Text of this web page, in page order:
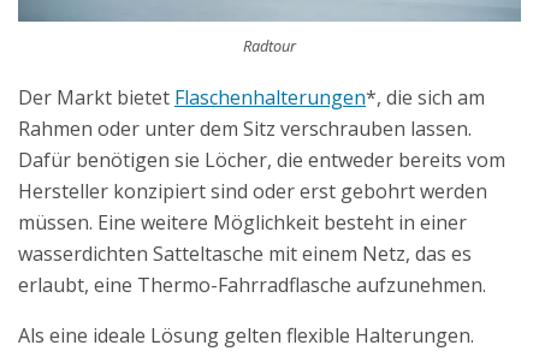
Radtour
Der Markt bietet Flaschenhalterungen*, die sich am
Rahmen oder unter dem Sitz verschrauben lassen.
Dafür benötigen sie Löcher, die entweder bereits vom
Hersteller konzipiert sind oder erst gebohrt werden
müssen. Eine weitere Möglichkeit besteht in einer
wasserdichten Satteltasche mit einem Netz, das es
erlaubt, eine Thermo-Fahrradflasche aufzunehmen.
Als eine ideale Lösung gelten flexible Halterungen.